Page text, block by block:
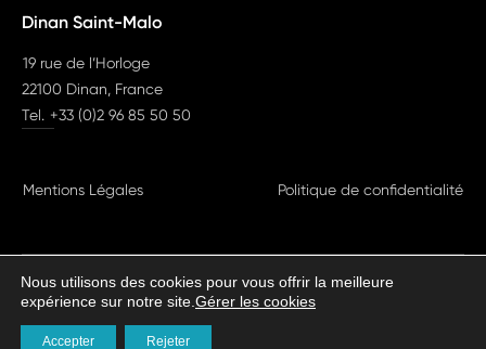
Mentions Légales Politique de confidentialité
Dinan Saint-Malo
19 rue de l’Horloge
22100 Dinan, France
Tel. +33 (0)2 96 85 50 50
HAROLDAVOCATS©2026Tous droits réservés
Nous utilisons des cookies pour vous offrir la meilleure
expérience sur notre site. Gérer les cookies
Accepter Rejeter